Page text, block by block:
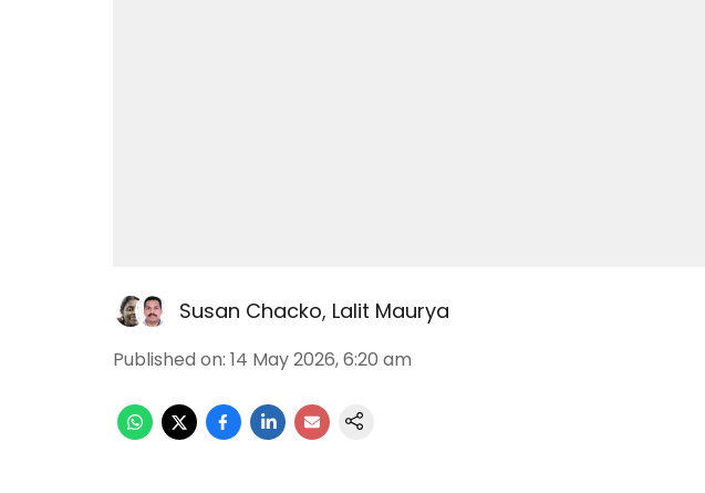
Susan Chacko, Lalit Maurya
Published on: 14 May 2026, 6:20 am